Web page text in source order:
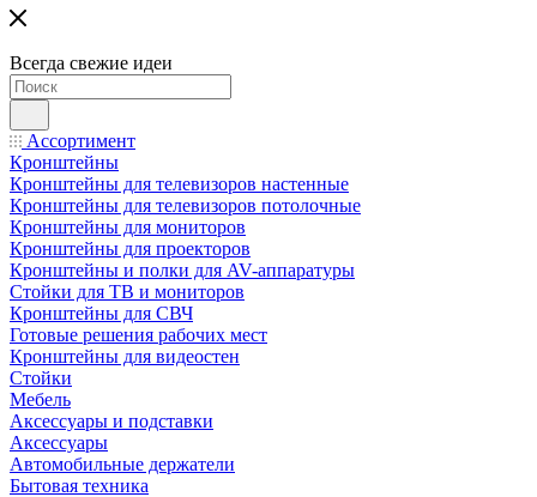
Всегда свежие идеи
Ассортимент
Кронштейны
Кронштейны для телевизоров настенные
Кронштейны для телевизоров потолочные
Кронштейны для мониторов
Кронштейны для проекторов
Кронштейны и полки для AV-аппаратуры
Стойки для ТВ и мониторов
Кронштейны для СВЧ
Готовые решения рабочих мест
Кронштейны для видеостен
Стойки
Мебель
Аксессуары и подставки
Аксессуары
Автомобильные держатели
Бытовая техника